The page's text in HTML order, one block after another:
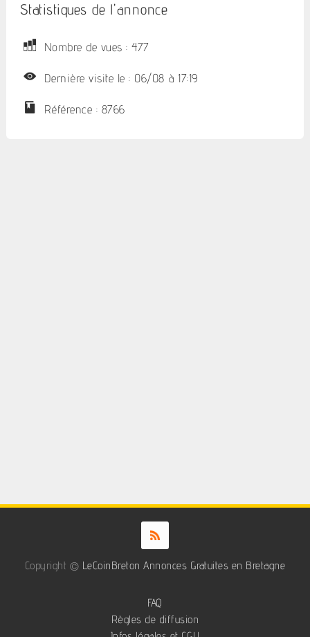
Statistiques de l'annonce
Nombre de vues : 477
Dernière visite le : 06/08 à 17:19
Référence : 8766
Copyright © LeCoinBreton Annonces Gratuites en Bretagne
FAQ
Règles de diffusion